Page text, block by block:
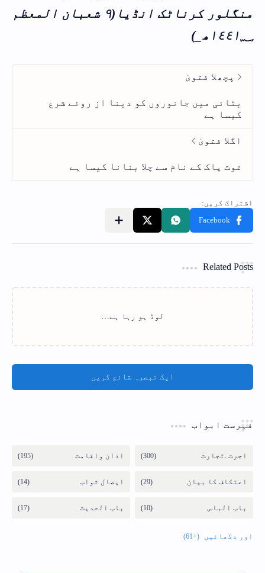
منگلور کرناٹک انڈیا
(۹ شعبان المعظم
١٤٤١؁ھ_)
Related Posts
لوڈ ہو رہا ہے…
ایک تبصرہ شائع کریں
فہرست ابواب